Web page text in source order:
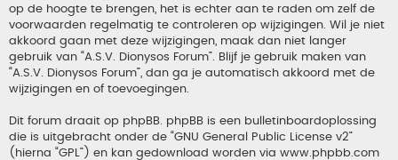
op de hoogte te brengen, het is echter aan te raden om zelf de
voorwaarden regelmatig te controleren op wijzigingen. Wil je niet
akkoord gaan met deze wijzigingen, maak dan niet langer
gebruik van “A.S.V. Dionysos Forum”. Blijf je gebruik maken van
“A.S.V. Dionysos Forum”, dan ga je automatisch akkoord met de
wijzigingen en of toevoegingen.
Dit forum draait op phpBB. phpBB is een bulletinboardoplossing
die is uitgebracht onder de “GNU General Public License v2”
(hierna “GPL”) en kan gedownload worden via www.phpbb.com